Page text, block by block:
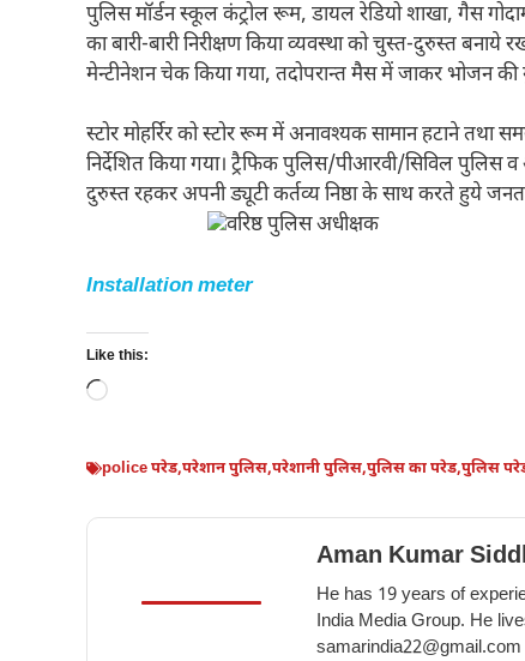
पुलिस मॉर्डन स्कूल कंट्रोल रूम, डायल रेडियो शाखा, गैस
का बारी-बारी निरीक्षण किया व्यवस्था को चुस्त-दुरुस्त
मेन्टीनेशन चेक किया गया, तदोपरान्त मैस में जाकर भोजन की
स्टोर मोहर्रिर को स्टोर रूम में अनावश्यक सामान हटाने
निर्देशित किया गया। ट्रैफिक पुलिस/पीआरवी/सिविल पुलिस व
दुरुस्त रहकर अपनी ड्यूटी कर्तव्य निष्ठा के साथ करते हुये
Installation meter
Like this:
Loading…
police परेड,परेशान पुलिस,परेशानी पुलिस,पुलिस का परेड,पुलिस
Aman Kumar
He has 19 years of
India Media Group. He
samarindia22@gmail.com